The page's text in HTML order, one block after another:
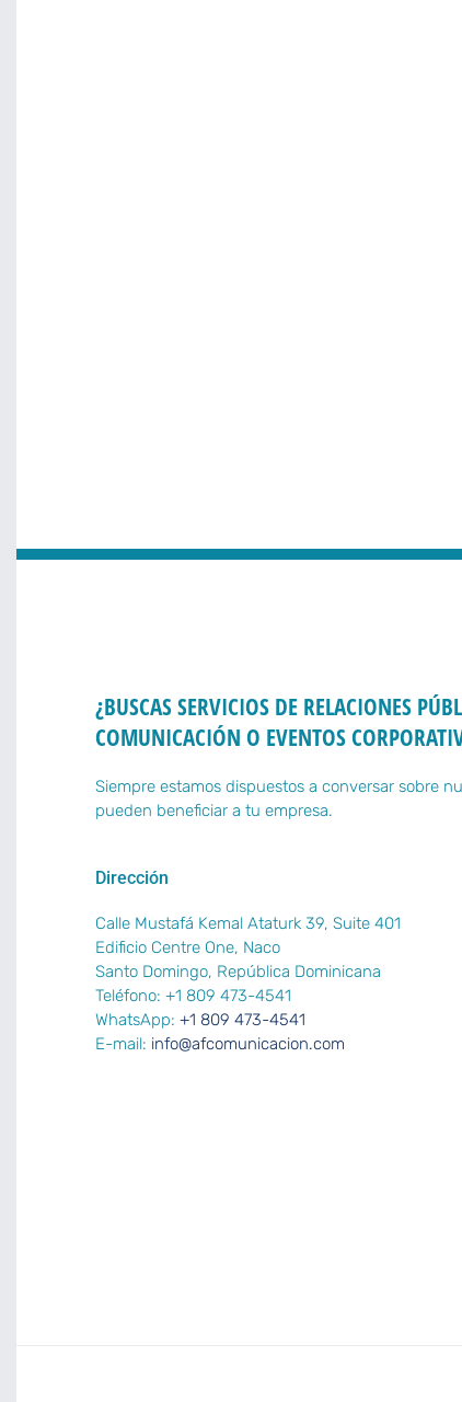
¿BUSCAS SERVICIOS DE RELACIONES
COMUNICACIÓN O EVENTOS
Siempre estamos dispuestos a conversar sobre
pueden beneficiar a tu empresa.
Dirección
Calle Mustafá Kemal Ataturk 39, Suite 401
Edificio Centre One, Naco
Santo Domingo, República Dominicana
Teléfono: +1 809 473-4541
WhatsApp: +1 809 473-4541
E-mail: info@afcomunicacion.com